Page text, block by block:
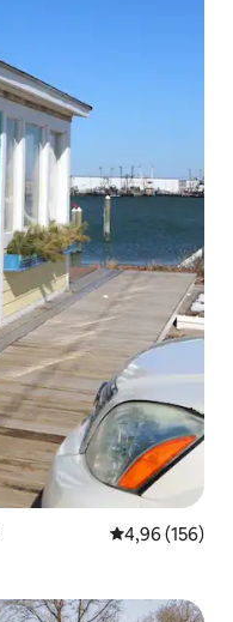
4,96 (156)